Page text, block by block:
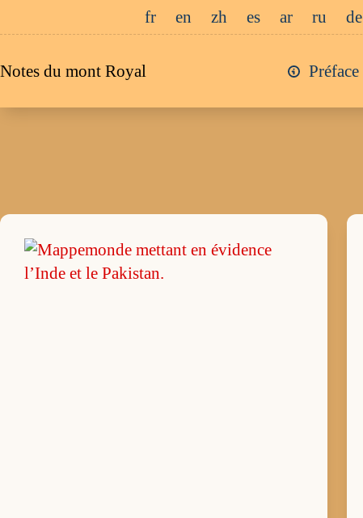
au
fr en zh es ar ru de
Notes du mont Royal Préface